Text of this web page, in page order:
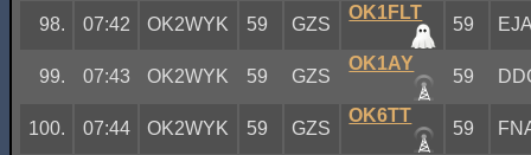
98. 07:42 OK2WYK 59 GZS
OK1FLT
59
99. 07:43 OK2WYK 59 GZS
OK1AY
59
100. 07:44 OK2WYK 59 GZS
OK6TT
59